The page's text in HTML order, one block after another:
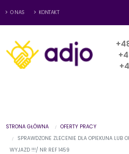
O NAS KONTAKT
STRONA GŁÓWNA
OFERTY PRACY
SPRAWDZONE ZLECENIE DLA OPIEKUNA LUB
WYJAZD !!!/ NR REF 1459